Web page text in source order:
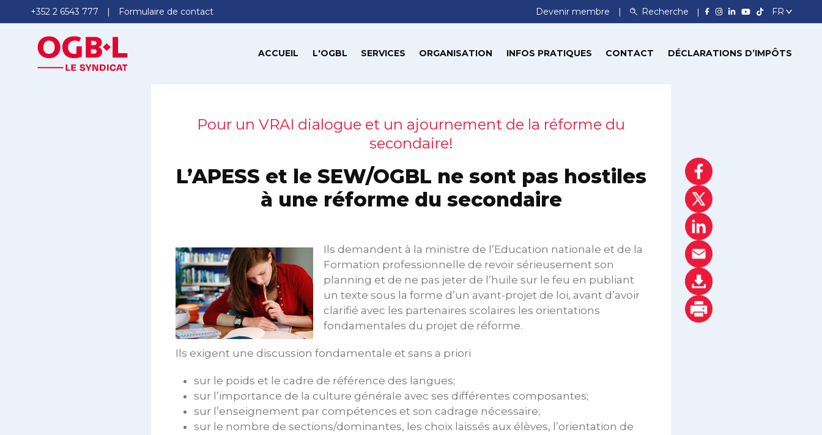
+352 2 6543 777 Formulaire de contact Devenir membre Recherche
ACCUEIL L'OGBL SERVICES ORGANISATION INFOS PRATIQUES CONTACT DÉCLARATIONS D’IMPÔTS
Pour un VRAI dialogue et un ajournement de la réforme du
secondaire!
L’APESS et le SEW/OGBL ne sont pas hostiles
à une réforme du secondaire
Ils demandent à la ministre de l’Education nationale et de la
Formation professionnelle de revoir sérieusement son
planning et de ne pas jeter de l’huile sur le feu en publiant
un texte sous la forme d’un avant-projet de loi, avant d’avoir
clarifié avec les partenaires scolaires les orientations
fondamentales du projet de réforme.
Ils exigent une discussion fondamentale et sans a priori
sur le poids et le cadre de référence des langues;
sur l’importance de la culture générale avec ses différentes composantes;
sur l’enseignement par compétences et son cadrage nécessaire;
sur le nombre de sections/dominantes, les choix laissés aux élèves, l’orientation de